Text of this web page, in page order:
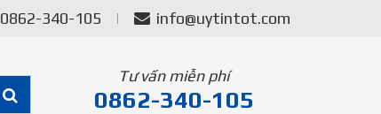
0862-340-105 info@uytintot.com
Tư vấn miễn phí
0862-340-105